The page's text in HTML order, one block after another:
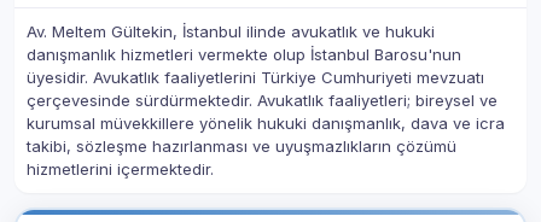
Av. Meltem Gültekin, İstanbul ilinde avukatlık ve hukuki
danışmanlık hizmetleri vermekte olup İstanbul Barosu'nun
üyesidir. Avukatlık faaliyetlerini Türkiye Cumhuriyeti mevzuatı
çerçevesinde sürdürmektedir. Avukatlık faaliyetleri; bireysel ve
kurumsal müvekkillere yönelik hukuki danışmanlık, dava ve icra
takibi, sözleşme hazırlanması ve uyuşmazlıkların çözümü
hizmetlerini içermektedir.